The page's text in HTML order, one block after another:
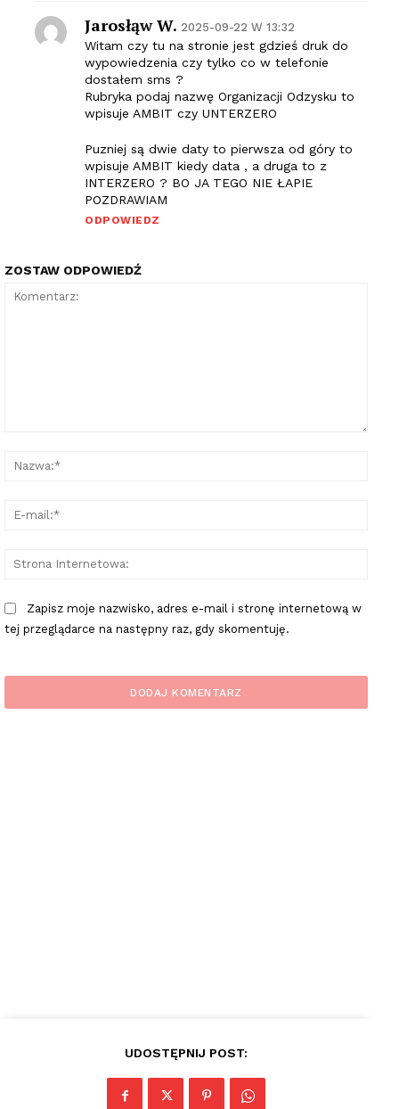
Jarosłąw W. 2025-09-22 W 13:32
Witam czy tu na stronie jest gdzieś druk do
wypowiedzenia czy tylko co w telefonie
dostałem sms ?
Rubryka podaj nazwę Organizacji Odzysku to
wpisuje AMBIT czy UNTERZERO
Puzniej są dwie daty to pierwsza od góry to
wpisuje AMBIT kiedy data , a druga to z
INTERZERO ? BO JA TEGO NIE ŁAPIE
POZDRAWIAM
ODPOWIEDZ
ZOSTAW ODPOWIEDŹ
Zapisz moje nazwisko, adres e-mail i stronę internetową w
tej przeglądarce na następny raz, gdy skomentuję.
UDOSTĘPNIJ POST: